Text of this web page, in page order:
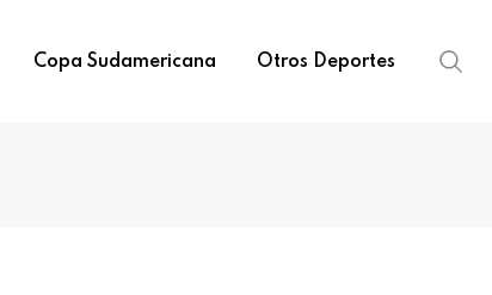
Copa Sudamericana Otros Deportes